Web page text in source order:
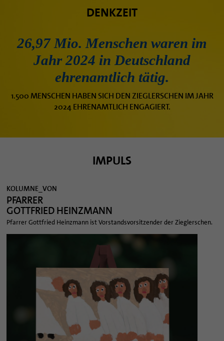
DENKZEIT
26,97 Mio. Menschen waren im
Jahr 2024 in Deutschland
ehrenamtlich tätig.
1.500 MENSCHEN HABEN SICH DEN ZIEGLERSCHEN IM JAHR
2024 EHRENAMTLICH ENGAGIERT.
IMPULS
KOLUMNE_VON
PFARRER
GOTTFRIED HEINZMANN
Pfarrer Gottfried Heinzmann ist Vorstandsvorsitzender der Zieglerschen.